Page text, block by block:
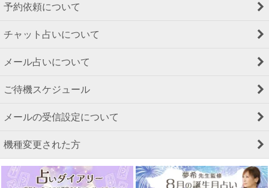
予約依頼について
チャット占いについて
メール占いについて
ご待機スケジュール
メールの受信設定について
機種変更された方